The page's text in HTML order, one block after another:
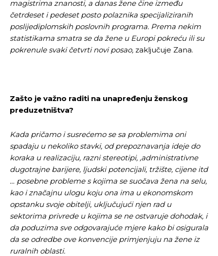
magistrima znanosti, a danas žene čine između
četrdeset i pedeset posto polaznika specijaliziranih
poslijediplomskih poslovnih programa. Prema nekim
statistikama smatra se da žene u Europi pokreću ili su
pokrenule svaki četvrti novi posao, zaključuje Zana.
Zašto je važno raditi na unapređenju ženskog
preduzetništva?
Kada pričamo i susrećemo se sa problemima oni
spadaju u nekoliko stavki, od prepoznavanja ideje do
koraka u realizaciju, razni stereotipi, ,administrativne
dugotrajne barijere, ljudski potencijali, tržište, cijene itd
… posebne probleme s kojima se suočava žena na selu,
kao i značajnu ulogu koju ona ima u ekonomskom
opstanku svoje obitelji, uključujući njen rad u
sektorima privrede u kojima se ne ostvaruje dohodak, i
da poduzima sve odgovarajuće mjere kako bi osigurala
da se odredbe ove konvencije primjenjuju na žene iz
ruralnih oblasti.